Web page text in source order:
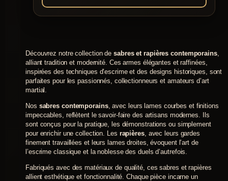
Découvrez notre collection de sabres et rapières contemporains,
alliant tradition et modernité. Ces armes élégantes et raffinées,
inspirées des techniques d’escrime et des designs historiques, sont
parfaites pour les passionnés, collectionneurs et amateurs d’art
martial.
Nos sabres contemporains, avec leurs lames courbes et finitions
impeccables, reflètent le savoir-faire des artisans modernes. Ils
sont conçus pour la pratique, les démonstrations ou simplement
pour enrichir une collection. Les rapières, avec leurs gardes
finement travaillées et leurs lames droites, évoquent l’art de
l’escrime classique et la noblesse des duels d’autrefois.
Fabriqués avec des matériaux de qualité, ces sabres et rapières
allient esthétique et fonctionnalité. Chaque pièce incarne un